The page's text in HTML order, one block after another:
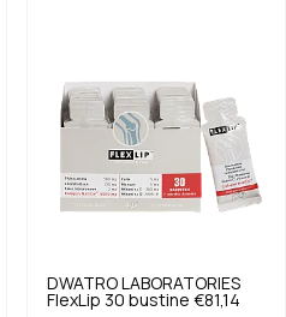
DWATRO LABORATORIES
FlexLip 30 bustine €81,14